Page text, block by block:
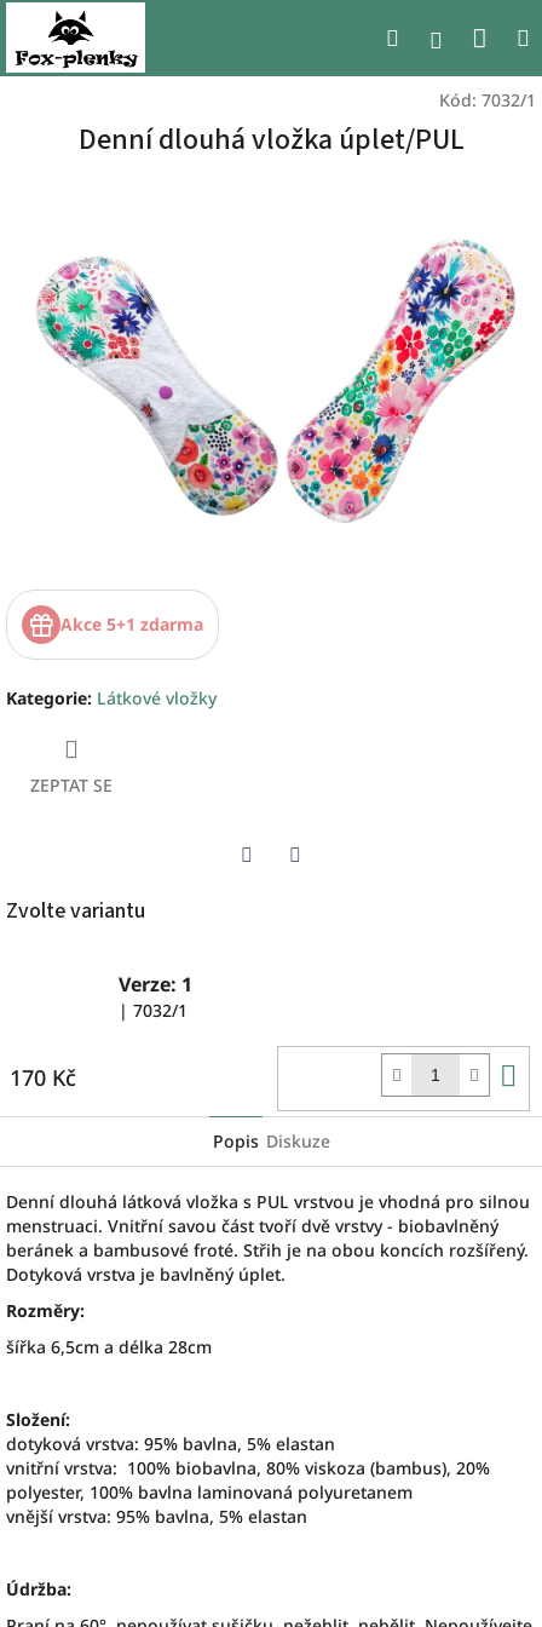
Přejít
obsah
Hledat
Kód: 7032/1
Denní dlouhá vložka úplet/PUL
Akce 5+1 zdarma
Kategorie: Látkové vložky
ZEPTAT SE
Zvolte variantu
Verze: 1
| 7032/1
170 Kč
Popis Diskuze
Denní dlouhá látková vložka s PUL vrstvou je vhodná pro silnou
menstruaci. Vnitřní savou část tvoří dvě vrstvy - biobavlněný
beránek a bambusové froté. Střih je na obou koncích rozšířený.
Dotyková vrstva je bavlněný úplet.
Rozměry:
šířka 6,5cm a délka 28cm
Složení:
dotyková vrstva: 95% bavlna, 5% elastan
vnitřní vrstva: 100% biobavlna, 80% viskoza (bambus), 20%
polyester, 100% bavlna laminovaná polyuretanem
vnější vrstva: 95% bavlna, 5% elastan
Údržba: